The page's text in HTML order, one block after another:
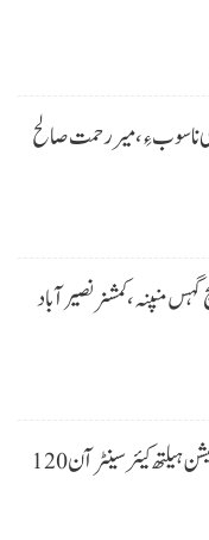
نا سوب ءِ،میر رحمت صالح
منپنہ،کمشنر نصیرآباد
ایجوکیشن سپورٹ پروگرام،گوادر، اسکول ایجوکیشن ہیلتھ کیئر سینٹر آن 120